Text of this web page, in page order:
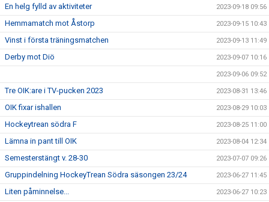
En helg fylld av aktiviteter 2023-09-18 09:56
Hemmamatch mot Åstorp 2023-09-15 10:43
Vinst i första träningsmatchen 2023-09-13 11:49
Derby mot Diö 2023-09-07 10:16
2023-09-06 09:52
Tre OIK:are i TV-pucken 2023 2023-08-31 13:46
OIK fixar ishallen 2023-08-29 10:03
Hockeytrean södra F 2023-08-25 11:00
Lämna in pant till OIK 2023-08-04 12:34
Semesterstängt v. 28-30 2023-07-07 09:26
Gruppindelning HockeyTrean Södra säsongen 23/24 2023-06-27 11:45
Liten påminnelse... 2023-06-27 10:23